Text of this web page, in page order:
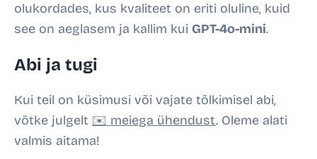
olukordades, kus kvaliteet on eriti oluline, kuid
see on aeglasem ja kallim kui GPT-4o-mini.
Abi ja tugi
Kui teil on küsimusi või vajate tõlkimisel abi,
võtke julgelt ✉️ meiega ühendust. Oleme alati
valmis aitama!